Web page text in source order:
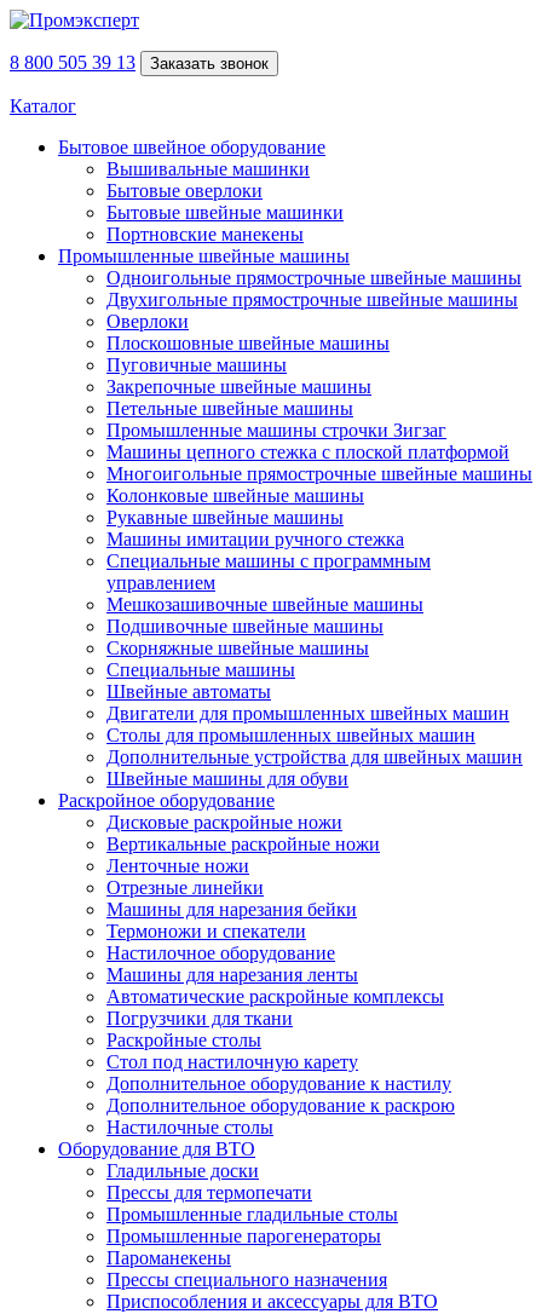
8 800 505 39 13 Заказать звонок
Каталог
Бытовое швейное оборудование
Вышивальные машинки
Бытовые оверлоки
Бытовые швейные машинки
Портновские манекены
Промышленные швейные машины
Одноигольные прямострочные швейные машины
Двухигольные прямострочные швейные машины
Оверлоки
Плоскошовные швейные машины
Пуговичные машины
Закрепочные швейные машины
Петельные швейные машины
Промышленные машины строчки Зигзаг
Машины цепного стежка с плоской платформой
Многоигольные прямострочные швейные машины
Колонковые швейные машины
Рукавные швейные машины
Машины имитации ручного стежка
Специальные машины с программным
управлением
Мешкозашивочные швейные машины
Подшивочные швейные машины
Скорняжные швейные машины
Специальные машины
Швейные автоматы
Двигатели для промышленных швейных машин
Столы для промышленных швейных машин
Дополнительные устройства для швейных машин
Швейные машины для обуви
Раскройное оборудование
Дисковые раскройные ножи
Вертикальные раскройные ножи
Ленточные ножи
Отрезные линейки
Машины для нарезания бейки
Термоножи и спекатели
Настилочное оборудование
Машины для нарезания ленты
Автоматические раскройные комплексы
Погрузчики для ткани
Раскройные столы
Стол под настилочную карету
Дополнительное оборудование к настилу
Дополнительное оборудование к раскрою
Настилочные столы
Оборудование для ВТО
Гладильные доски
Прессы для термопечати
Промышленные гладильные столы
Промышленные парогенераторы
Пароманекены
Прессы специального назначения
Приспособления и аксессуары для ВТО